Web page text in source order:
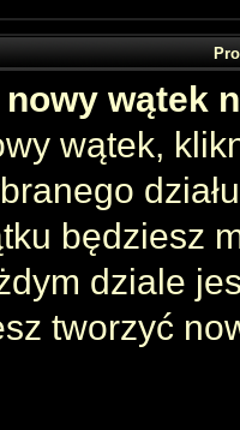
wątek
wątek,
będziesz
dziale
tworzyć